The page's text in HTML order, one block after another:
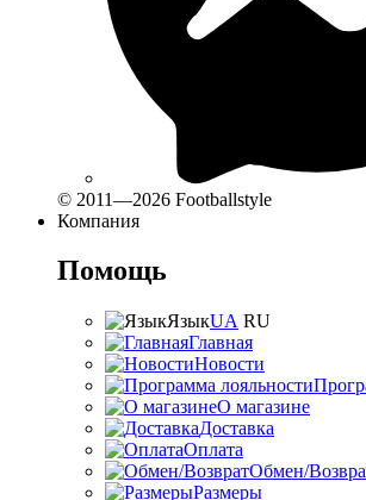
© 2011—2026 Footballstyle
Компания
Помощь
ЯзыкUA RU
Главная
Новости
О магазине
Доставка
Оплата
Обмен/
Размеры